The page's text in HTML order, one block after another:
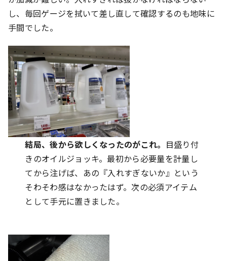
し、毎回ゲージを拭いて差し直して確認するのも地味に
手間でした。
結局、後から欲しくなったのがこれ。 目盛り付
きのオイルジョッキ。最初から必要量を計量し
てから注げば、あの『入れすぎないか』という
そわそわ感はなかったはず。次の必須アイテム
として手元に置きました。